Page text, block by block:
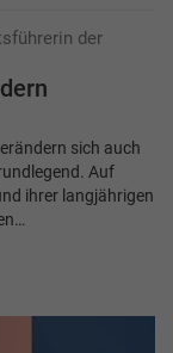
der
sich auch
Auf
ihrer langjährigen